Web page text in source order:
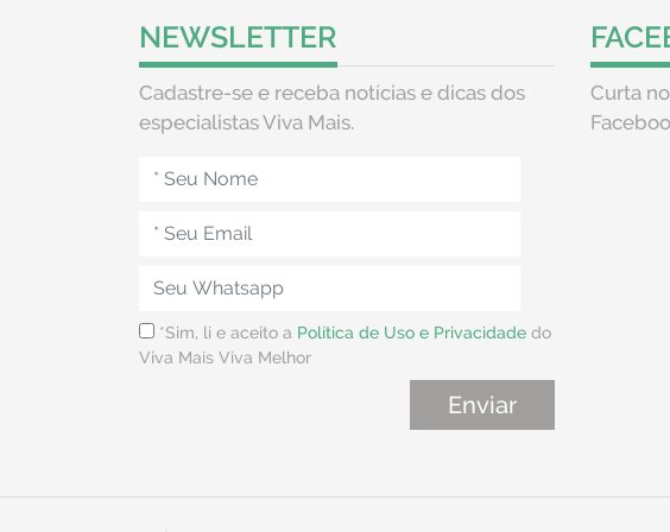
NEWSLETTER
Cadastre-se e receba notícias e dicas dos
especialistas Viva Mais.
*Sim, li e aceito a Política de Uso e Privacidade do
Viva Mais Viva Melhor
Curta